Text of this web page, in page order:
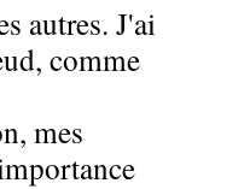
autres. J'ai
comme
mes